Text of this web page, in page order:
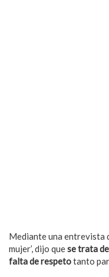
Mediante una entrevista
mujer’, dijo quese trata
falta de respetotanto